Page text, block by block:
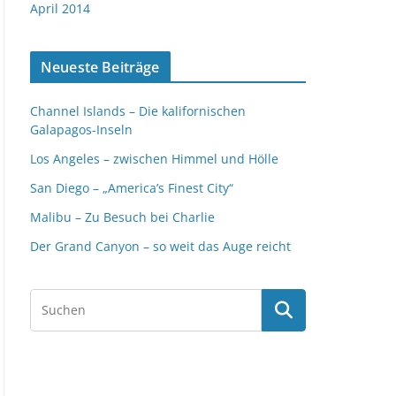
April 2014
Neueste Beiträge
Channel Islands – Die kalifornischen
Galapagos-Inseln
Los Angeles – zwischen Himmel und Hölle
San Diego – „America’s Finest City“
Malibu – Zu Besuch bei Charlie
Der Grand Canyon – so weit das Auge reicht